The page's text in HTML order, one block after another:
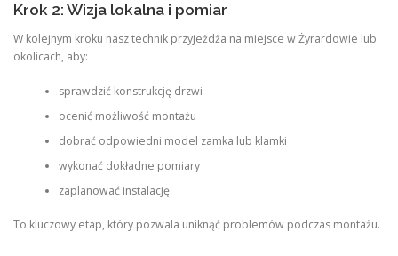
Krok 2: Wizja lokalna i pomiar
W kolejnym kroku nasz technik przyjeżdża na miejsce w Żyrardowie lub
okolicach, aby:
sprawdzić konstrukcję drzwi
ocenić możliwość montażu
dobrać odpowiedni model zamka lub klamki
wykonać dokładne pomiary
zaplanować instalację
To kluczowy etap, który pozwala uniknąć problemów podczas montażu.